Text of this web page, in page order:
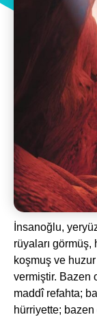
İnsanoğlu,
rüyaları görmüş,
koşmuş ve
vermiştir. Bazen
maddî refahta;
hürriyette;